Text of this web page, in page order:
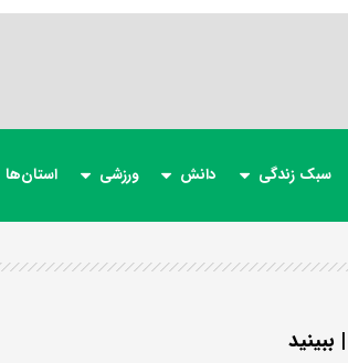
سبک زندگی دانش ورزشی استان‌ها